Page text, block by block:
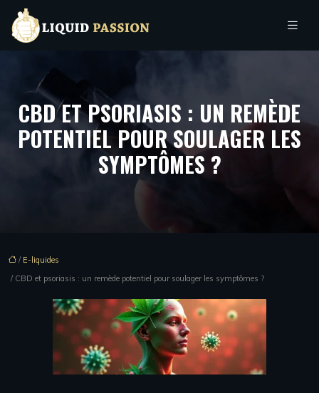
CBD ET PSORIASIS : UN REMÈDE
POTENTIEL POUR SOULAGER LES
SYMPTÔMES ?
/ E-liquides
/ CBD et psoriasis : un remède potentiel pour soulager les symptômes ?